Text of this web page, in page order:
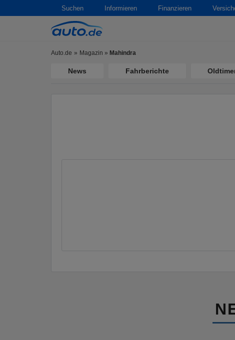
Suchen Informieren Finanzieren
Auto.de Magazin » Mahindra
News Fahrberichte